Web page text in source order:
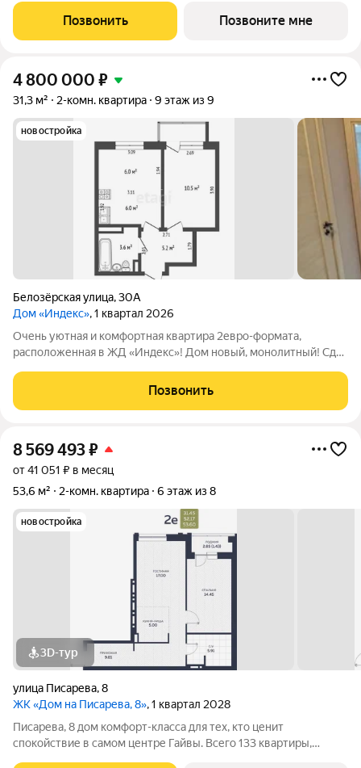
зарубежного производства. Всё необходимое в пешей
доступности: детские сады и гимназия,
Позвонить Позвоните мне
4 800 000 ₽
31,3 м² 2-комн. квартира 9 этаж из 9
новостройка
Белозёрская улица,30А
Дом «Индекс», 1 квартал 2026
Очень уютная и комфортная квартира 2евро-формата,
расположенная в ЖД «Индекс»! Дом новый, монолитный! Сдан
жилого дома. Соседи сверху вас не побеспокоят.
Современные холлы. Очень чистые и
Позвонить
8 569 493₽
от 41 051 ₽ в месяц
53,6 м²
2-комн. квартира 6 этаж из 8
новостройка
3D-тур
улица Писарева,8
ЖК «Дом на Писарева, 8», 1 квартал 2028
Писарева, 8 дом комфорт-класса для тех, кто ценит
спокойствие в самом центре Гайвы. Всего 133 квартиры,